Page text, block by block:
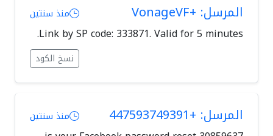
المرسل: +VonageVF منذ سنتين
Link by SP code: 333871. Valid for 5 minutes.
نسخ الكود
المرسل: +447593749391 منذ سنتين